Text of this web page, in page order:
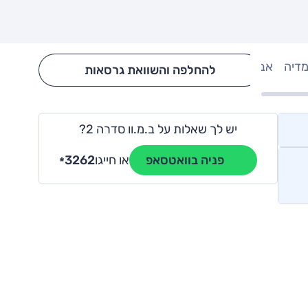
אבזור Hide config section
להחלפה והשוואת גרסאות
יש לך שאלות על ב.מ.וו סדרה 2?
פניה בוואטסאפ או חייגו *3262